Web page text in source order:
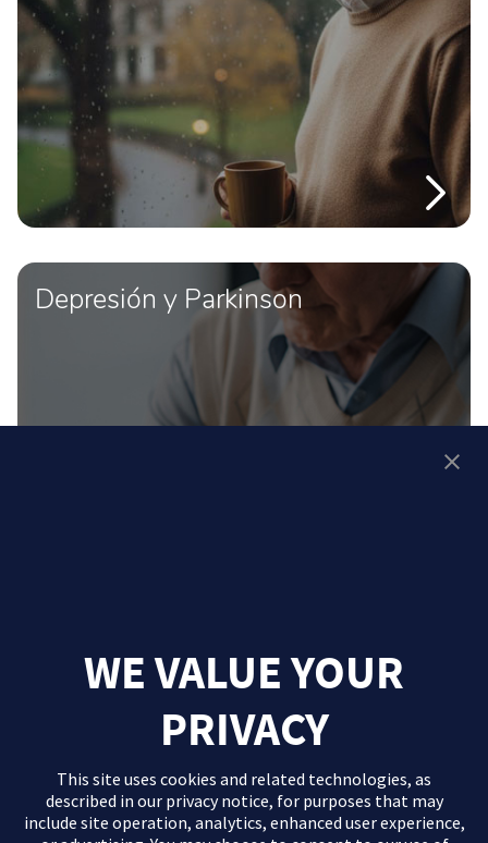
Depresión y Parkinson
WE VALUE YOUR
PRIVACY
This site uses cookies and related technologies, as
described in our privacy notice, for purposes that may
include site operation, analytics, enhanced user experience,